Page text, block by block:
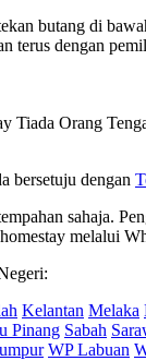
butang di
terus dengan
Tiada Orang
bersetuju dengan
sahaja.
melalui
Kelantan Melaka
Pinang Sabah
WP Labuan